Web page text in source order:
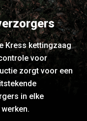
Kress kettingzaag
voor
zorgt voor een
in elke